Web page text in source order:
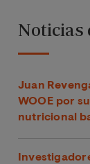
Noticias
Juan
WOOE por
nutricional